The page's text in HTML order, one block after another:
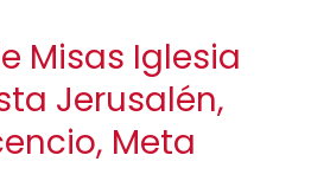
Misas Iglesia
Jerusalén,
Meta